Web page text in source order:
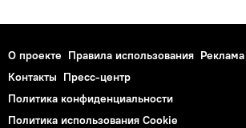
О проекте Правила использования Реклама
Контакты Пресс-центр
Политика конфиденциальности
Политика использования Cookie